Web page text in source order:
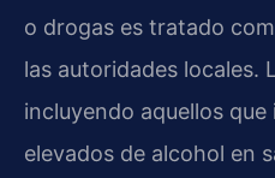
o drogas es tratado
las autoridades locales.
incluyendo aquellos
elevados de alcohol en